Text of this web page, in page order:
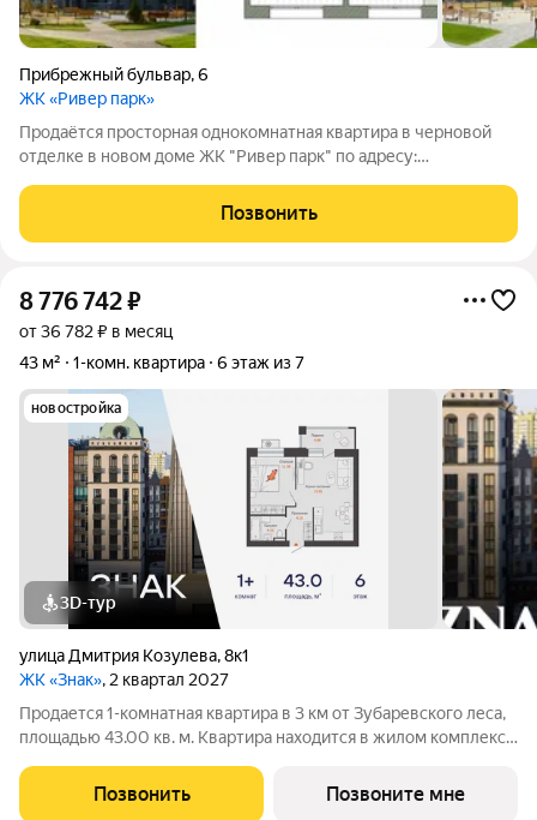
Прибрежный бульвар,6
ЖК «Ривер парк»
Продаётся просторная однокомнатная квартира в черновой
отделке в новом доме ЖК "Ривер парк" по адресу:
застройщика почти на 500 тыс. руб! ХАРАКТЕРИСТИКИ
КВАРТИРЫ: 8 этаж, не угловая, общая
Позвонить
8 776 742₽
от 36 782 ₽ в месяц
43 м²
1-комн. квартира 6 этаж из 7
новостройка
3D-тур
улица Дмитрия Козулева,8к1
ЖК «Знак», 2 квартал 2027
Продается 1-комнатная квартира в 3 км от Зубаревского леса,
площадью 43.00 кв. м. Квартира находится в жилом комплексе
комплексе воплощена концепция «15-минутного города». Все
необходимые объекты:
Позвонить Позвоните мне